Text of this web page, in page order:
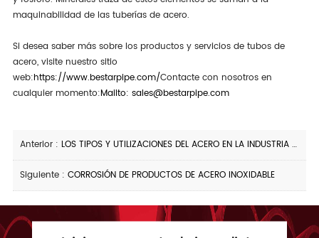
maquinabilidad de las tuberías de acero.
Si desea saber más sobre los productos y servicios de tubos de
acero, visite nuestro sitio
web:https://www.bestarpipe.com/Contacte con nosotros en
cualquier momento:Mailto: sales@bestarpipe.com
Anterior : LOS TIPOS Y UTILIZACIONES DEL ACERO EN LA INDUSTRIA DE TUBERÍAS
Siguiente : CORROSIÓN DE PRODUCTOS DE ACERO INOXIDABLE